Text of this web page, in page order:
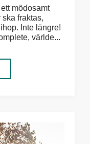
mödosamt
fraktas,
Inte längre!
världe...